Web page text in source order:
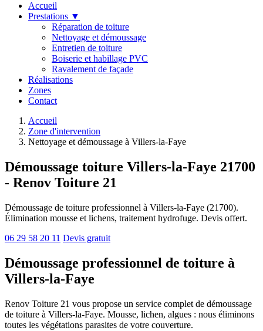
Accueil
Prestations ▼
Réparation de toiture
Nettoyage et démoussage
Entretien de toiture
Boiserie et habillage PVC
Ravalement de façade
Réalisations
Zones
Contact
Accueil
Zone d'intervention
Nettoyage et démoussage à Villers-la-Faye
Démoussage toiture Villers-la-Faye 21700
- Renov Toiture 21
Démoussage de toiture professionnel à Villers-la-Faye (21700).
Élimination mousse et lichens, traitement hydrofuge. Devis offert.
06 29 58 20 11 Devis gratuit
Démoussage professionnel de toiture à
Villers-la-Faye
Renov Toiture 21 vous propose un service complet de démoussage
de toiture à Villers-la-Faye. Mousse, lichen, algues : nous éliminons
toutes les végétations parasites de votre couverture.